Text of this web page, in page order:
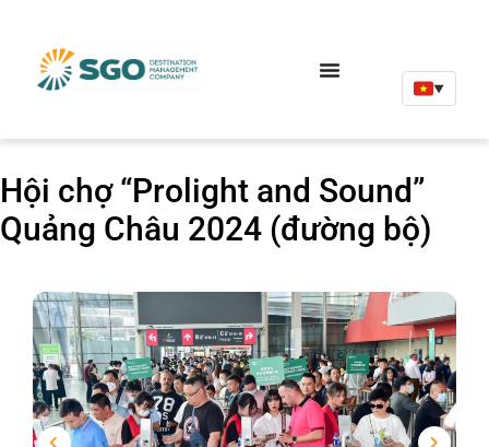
▼
Hội chợ “Prolight and Sound”
Quảng Châu 2024 (đường bộ)